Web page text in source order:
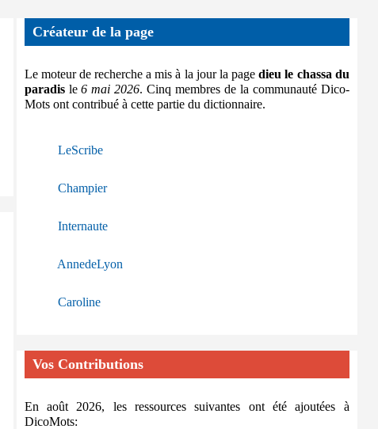
Créateur de la page
Le moteur de recherche a mis à la jour la pagedieu le chassa du
paradisle6 mai 2026. Cinq membres de la communauté Dico-
Mots ont contribué à cette partie du dictionnaire.
LeScribe
Champier
Internaute
AnnedeLyon
Caroline
Vos Contributions
En août 2026, les ressources suivantes ont été ajoutées à
DicoMots: